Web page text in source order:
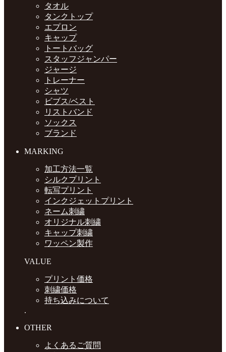
タオル
タンクトップ
エプロン
キャップ
トートバッグ
スタッフジャンパー
ジャージ
トレーナー
シャツ
ビブス/ベスト
リストバンド
ソックス
ブランド
MARKING
加工方法一覧
シルクプリント
転写プリント
インクジェットプリント
ネーム刺繍
オリジナル刺繍
キャップ刺繍
ワッペン製作
VALUE
プリント価格
刺繍価格
持ち込みについて
.
OTHER
よくあるご質問